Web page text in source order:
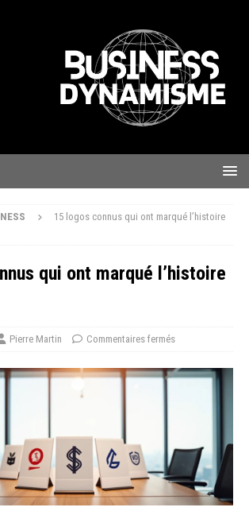
15 logos connus qui ont marqué l’histoire
qui ont marqué l’histoire
Pierre Martin Commentaires fermés